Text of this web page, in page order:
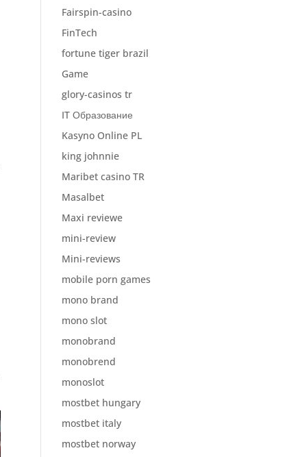
Fairspin-casino
FinTech
fortune tiger brazil
Game
glory-casinos tr
IT Образование
Kasyno Online PL
king johnnie
Maribet casino TR
Masalbet
Maxi reviewe
mini-review
Mini-reviews
mobile porn games
mono brand
mono slot
monobrand
monobrend
monoslot
mostbet hungary
mostbet italy
mostbet norway